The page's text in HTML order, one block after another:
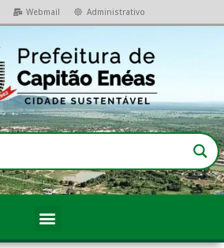
Webmail Administrativo